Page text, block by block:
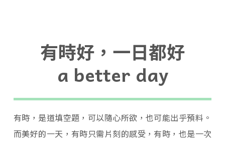
有時好，一日都好
a better day
有時，是道填空題，可以隨心所欲，也可能出乎預料。
而美好的一天，有時只需片刻的感受，有時，也是一次